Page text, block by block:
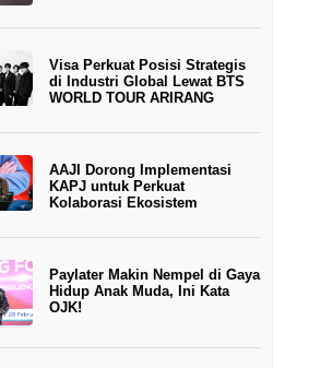
Visa Perkuat Posisi Strategis
di Industri Global Lewat BTS
WORLD TOUR ARIRANG
AAJI Dorong Implementasi
KAPJ untuk Perkuat
Kolaborasi Ekosistem
Paylater Makin Nempel di Gaya
Hidup Anak Muda, Ini Kata
OJK!